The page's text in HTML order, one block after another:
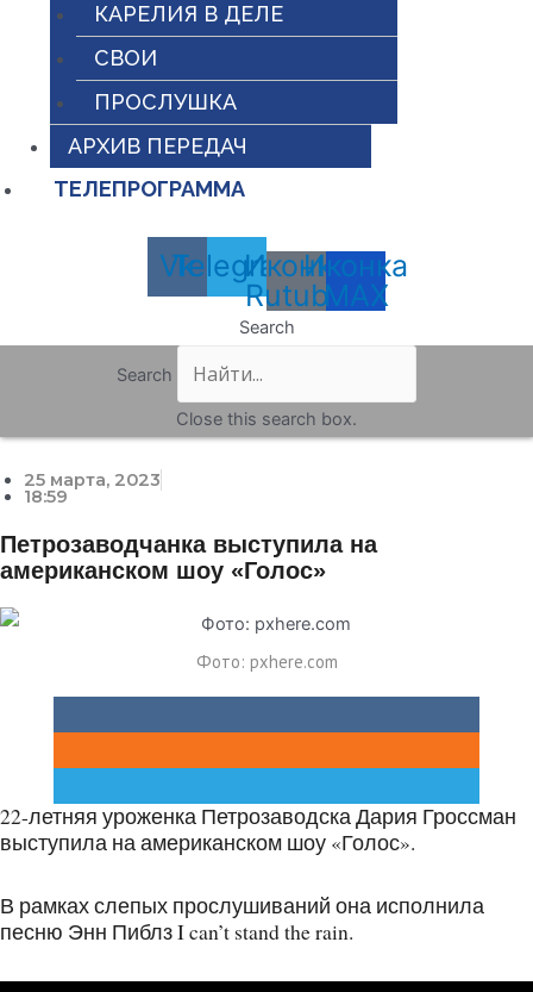
КАРЕЛИЯ В ДЕЛЕ
СВОИ
ПРОСЛУШКА
АРХИВ ПЕРЕДАЧ
ТЕЛЕПРОГРАММА
Vk
Telegram
Иконка
Rutube
Иконка
MAX
Search
Search
Close this search box.
25 марта, 2023
18:59
Петрозаводчанка выступила на
американском шоу «Голос»
Фото: pxhere.com
22-летняя уроженка Петрозаводска Дария Гроссман
выступила на американском шоу «Голос».
В рамках слепых прослушиваний она исполнила
песню Энн Пиблз I can’t stand the rain.